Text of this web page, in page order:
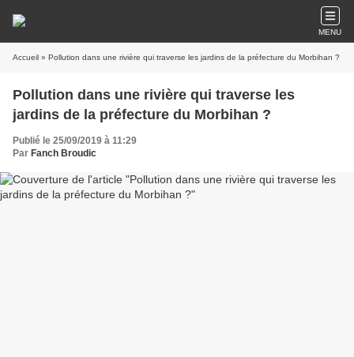
MENU
Accueil » Pollution dans une rivière qui traverse les jardins de la préfecture du Morbihan ?
Pollution dans une rivière qui traverse les
jardins de la préfecture du Morbihan ?
Publié le 25/09/2019 à 11:29
Par Fanch Broudic